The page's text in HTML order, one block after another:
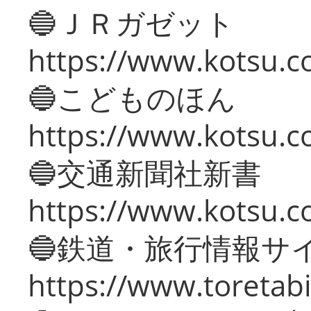
🔵ＪＲガゼット
https://
🔵こどものほん
https://
🔵交通新聞社新書
https://
🔵鉄道・旅行情報サ
https://